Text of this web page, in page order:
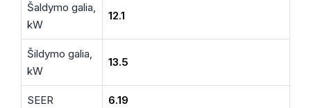
Šaldymo galia,
kW
12.1
Šildymo galia,
kW
13.5
SEER 6.19